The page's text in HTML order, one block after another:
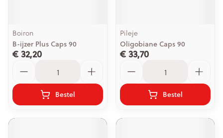
Boiron
B-ijzer Plus Caps 90
€ 32,20
Bestel
Pileje
Oligobiane Caps 90
€ 33,70
Bestel